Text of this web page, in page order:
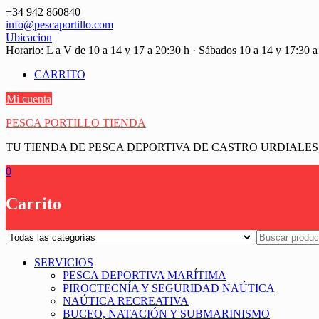
Saltar
contenido
+34 942 860840
info@pescaportillo.com
Ubicacion
Horario: L a V de 10 a 14 y 17 a 20:30 h · Sábados 10 a 14 y 17:30
CARRITO
Mi cuenta
PESCA PORTILLO TIENDA
TU TIENDA DE PESCA DEPORTIVA DE CASTRO URDIALES
0
Carrito
SERVICIOS
PESCA DEPORTIVA MARÍTIMA
PIROCTECNÍA Y SEGURIDAD NAÚTICA
NAÚTICA RECREATIVA
BUCEO, NATACIÓN Y SUBMARINISMO